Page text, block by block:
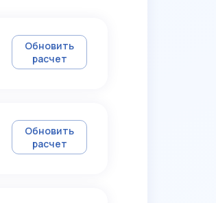
Обновить
расчет
Обновить
расчет